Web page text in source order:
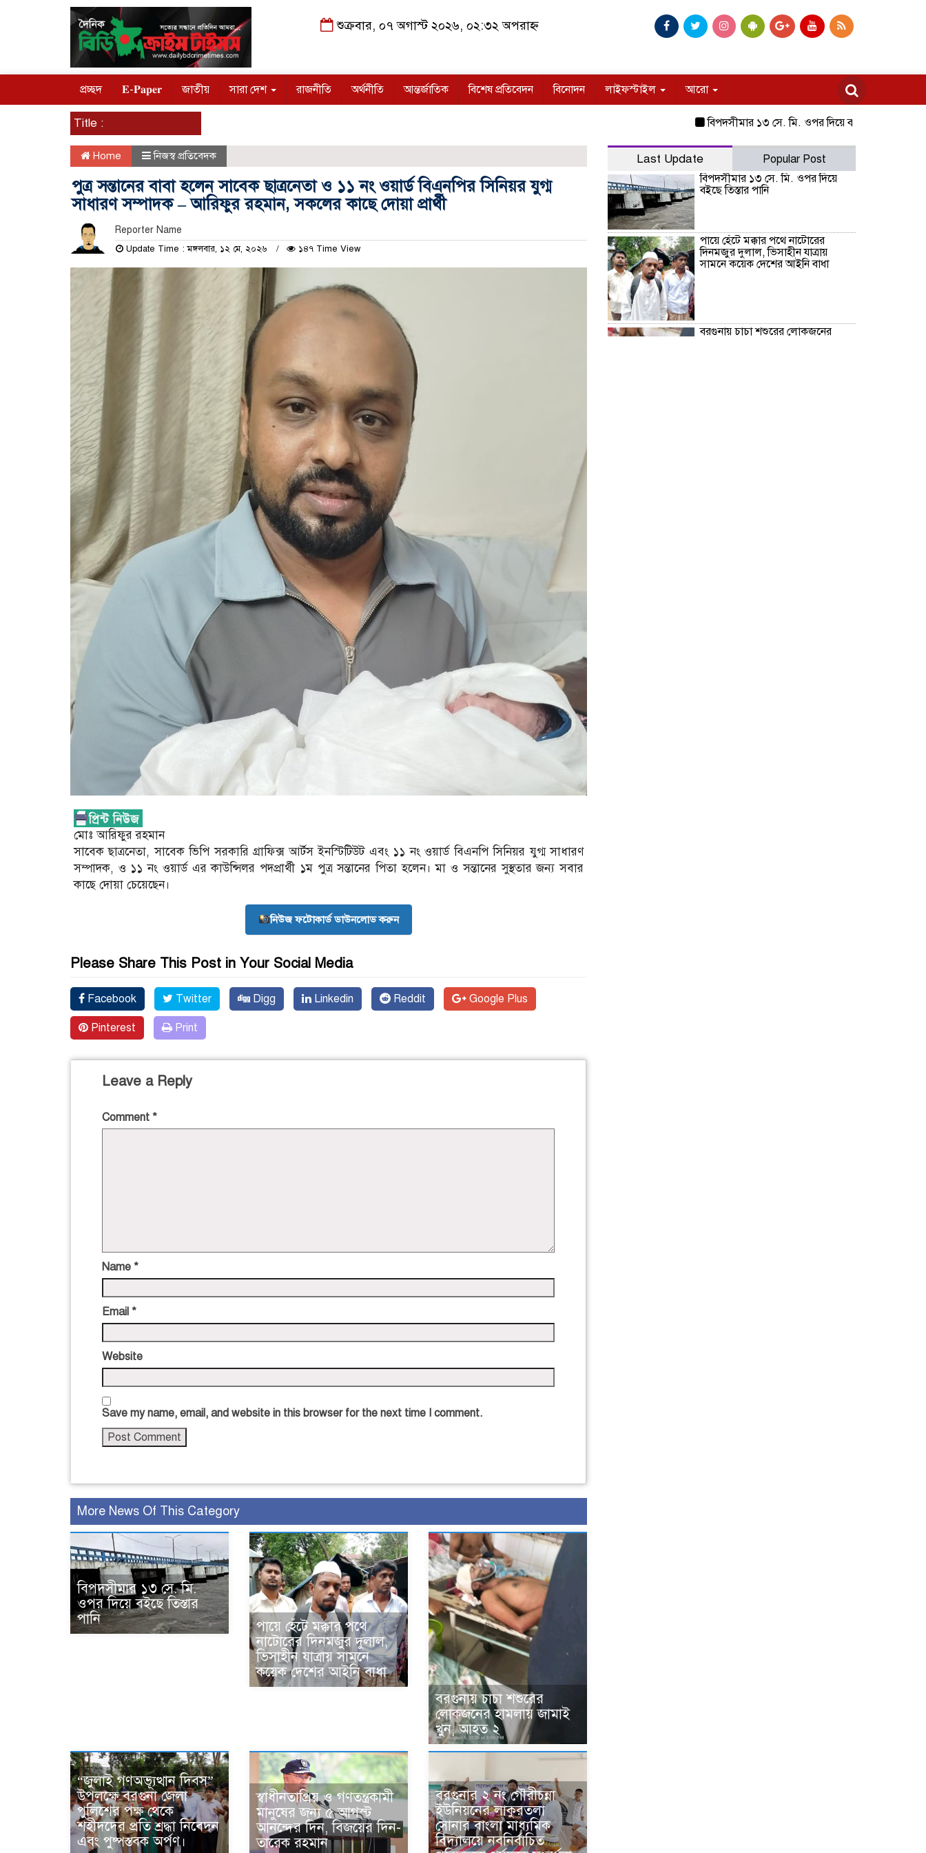
শুক্রবার, ০৭ অগাস্ট ২০২৬, ০২:৩২ অপরাহ্ন
প্রচ্ছদ 𝐄-𝐏𝐚𝐩𝐞𝐫 জাতীয় সারা দেশ রাজনীতি অর্থনীতি আন্তর্জাতিক বিশেষ প্রতিবেদন বিনোদন লাইফস্টাইল আরো
Title : বিপদসীমার ১৩ সে. মি. ওপর দিয়ে বইছে তিস্তার পানি
Home নিজস্ব প্রতিবেদক
পুত্র সন্তানের বাবা হলেন সাবেক ছাত্রনেতা ও ১১ নং ওয়ার্ড বিএনপির সিনিয়র যুগ্ম
সাধারণ সম্পাদক – আরিফুর রহমান, সকলের কাছে দোয়া প্রার্থী
Reporter Name
Update Time : মঙ্গলবার, ১২ মে, ২০২৬ ১৪৭ Time View
মোঃ আরিফুর রহমান
সাবেক ছাত্রনেতা, সাবেক ভিপি সরকারি গ্রাফিক্স আর্টস ইনস্টিটিউট এবং ১১ নং ওয়ার্ড বিএনপি সিনিয়র যুগ্ম সাধারণ
সম্পাদক, ও ১১ নং ওয়ার্ড এর কাউন্সিলর পদপ্রার্থী ১ম পুত্র সন্তানের পিতা হলেন। মা ও সন্তানের সুস্থতার জন্য সবার
কাছে দোয়া চেয়েছেন।
নিউজ ফটোকার্ড ডাউনলোড করুন
Please Share This Post in Your Social Media
Facebook Twitter Digg Linkedin Reddit Google Plus
Pinterest Print
Leave a Reply
Comment *
Name *
Email *
Website
Save my name, email, and website in this browser for the next time I comment.
More News Of This Category
বিপদসীমার ১৩ সে. মি.
ওপর দিয়ে বইছে তিস্তার
পানি
পায়ে হেঁটে মক্কার পথে
নাটোরের দিনমজুর দুলাল,
ভিসাহীন যাত্রায় সামনে
কয়েক দেশের আইনি বাধা
বরগুনায় চাচা শশুরের
লোকজনের হামলায় জামাই
খুন, আহত ২
“জুলাই গণঅভ্যূত্থান দিবস”
উপলক্ষে বরগুনা জেলা
পুলিশের পক্ষ থেকে
শহীদদের প্রতি শ্রদ্ধা নিবেদন
এবং পুষ্পস্তবক অর্পণ।
স্বাধীনতাপ্রিয় ও গণতন্ত্রকামী
মানুষের জন্য ৫ আগস্ট
আনন্দের দিন, বিজয়ের দিন-
তারেক রহমান
বরগুনার ২ নং গৌরীচন্না
ইউনিয়নের লাকুরতলা
সোনার বাংলা মাধ্যমিক
বিদ্যালয়ে নবনির্বাচিত
Last Update
Popular Post
বিপদসীমার ১৩ সে. মি. ওপর দিয়ে
বইছে তিস্তার পানি
পায়ে হেঁটে মক্কার পথে নাটোরের
দিনমজুর দুলাল, ভিসাহীন যাত্রায়
সামনে কয়েক দেশের আইনি বাধা
বরগুনায় চাচা শশুরের লোকজনের